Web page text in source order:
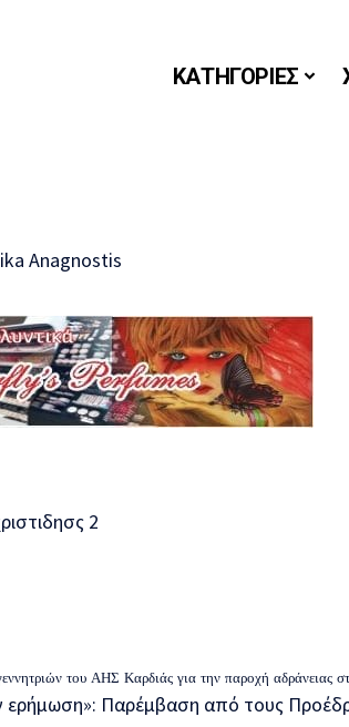
ΚΑΤΗΓΟΡΙΕΣ
του ΑΗΣ Καρδιάς για την παροχή αδράνειας